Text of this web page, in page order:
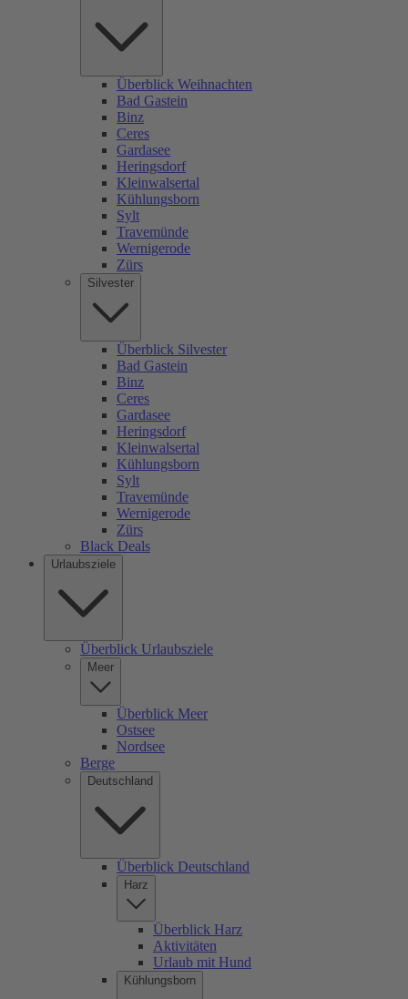
Überblick Weihnachten
Bad Gastein
Binz
Ceres
Gardasee
Heringsdorf
Kleinwalsertal
Kühlungsborn
Sylt
Travemünde
Wernigerode
Zürs
Silvester
Überblick Silvester
Bad Gastein
Binz
Ceres
Gardasee
Heringsdorf
Kleinwalsertal
Kühlungsborn
Sylt
Travemünde
Wernigerode
Zürs
Black Deals
Urlaubsziele
Überblick Urlaubsziele
Meer
Überblick Meer
Ostsee
Nordsee
Berge
Deutschland
Überblick Deutschland
Harz
Überblick Harz
Aktivitäten
Urlaub mit Hund
Kühlungsborn